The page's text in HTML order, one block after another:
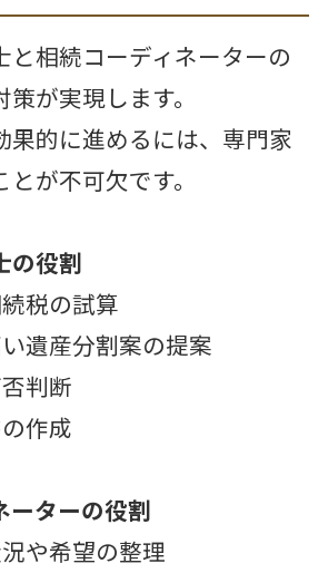
と相続コーディネーターの
が実現します。
果的に進めるには、専門家
が不可欠です。
の役割
税の試算
遺産分割案の提案
判断
作成
ーターの役割
や希望の整理